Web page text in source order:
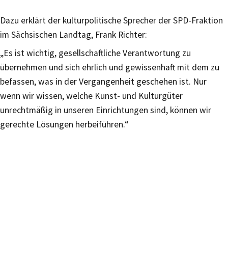
Dazu erklärt der kulturpolitische Sprecher der SPD-Fraktion
im Sächsischen Landtag, Frank Richter:
„Es ist wichtig, gesellschaftliche Verantwortung zu
übernehmen und sich ehrlich und gewissenhaft mit dem zu
befassen, was in der Vergangenheit geschehen ist. Nur
wenn wir wissen, welche Kunst- und Kulturgüter
unrechtmäßig in unseren Einrichtungen sind, können wir
gerechte Lösungen herbeiführen.“